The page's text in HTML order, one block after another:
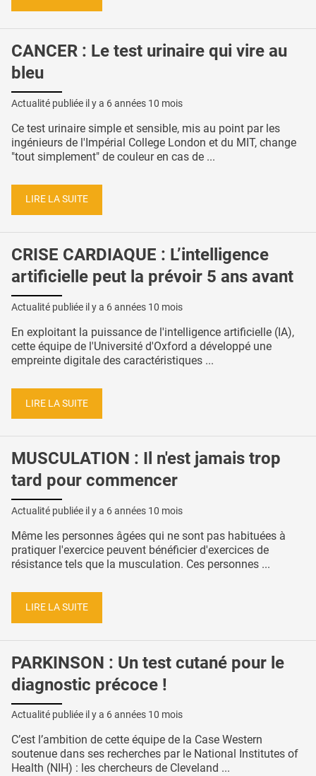
CANCER : Le test urinaire qui vire au
bleu
Actualité publiée il y a 6 années 10 mois
Ce test urinaire simple et sensible, mis au point par les
ingénieurs de l'Impérial College London et du MIT, change
"tout simplement" de couleur en cas de ...
LIRE LA SUITE
CRISE CARDIAQUE : L’intelligence
artificielle peut la prévoir 5 ans avant
Actualité publiée il y a 6 années 10 mois
En exploitant la puissance de l'intelligence artificielle (IA),
cette équipe de l'Université d'Oxford a développé une
empreinte digitale des caractéristiques ...
LIRE LA SUITE
MUSCULATION : Il n'est jamais trop
tard pour commencer
Actualité publiée il y a 6 années 10 mois
Même les personnes âgées qui ne sont pas habituées à
pratiquer l'exercice peuvent bénéficier d'exercices de
résistance tels que la musculation. Ces personnes ...
LIRE LA SUITE
PARKINSON : Un test cutané pour le
diagnostic précoce !
Actualité publiée il y a 6 années 10 mois
C’est l’ambition de cette équipe de la Case Western
soutenue dans ses recherches par le National Institutes of
Health (NIH) : les chercheurs de Cleveland ...